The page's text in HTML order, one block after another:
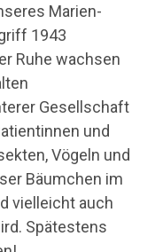
Marien-
1943
Ruhe wachsen
Gesellschaft
und
Vögeln und
Bäumchen im
vielleicht auch
Spätestens